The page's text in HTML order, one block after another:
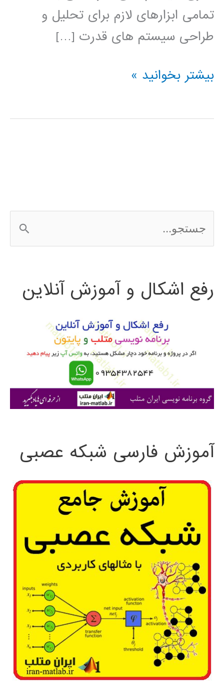
تمامی ابزارهای لازم برای تحلیل و
طراحی سیستم های قدرت […]
فیلم
فارسی
بیشتر بخوانید »
س
ج
ی
رفع اشکال و آموزش آنلاین
آموزش فارسی شبکه عصبی